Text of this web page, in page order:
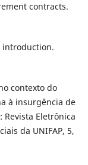
contracts.
introduction.
contexto do
à insurgência de
Revista Eletrônica
da UNIFAP, 5,